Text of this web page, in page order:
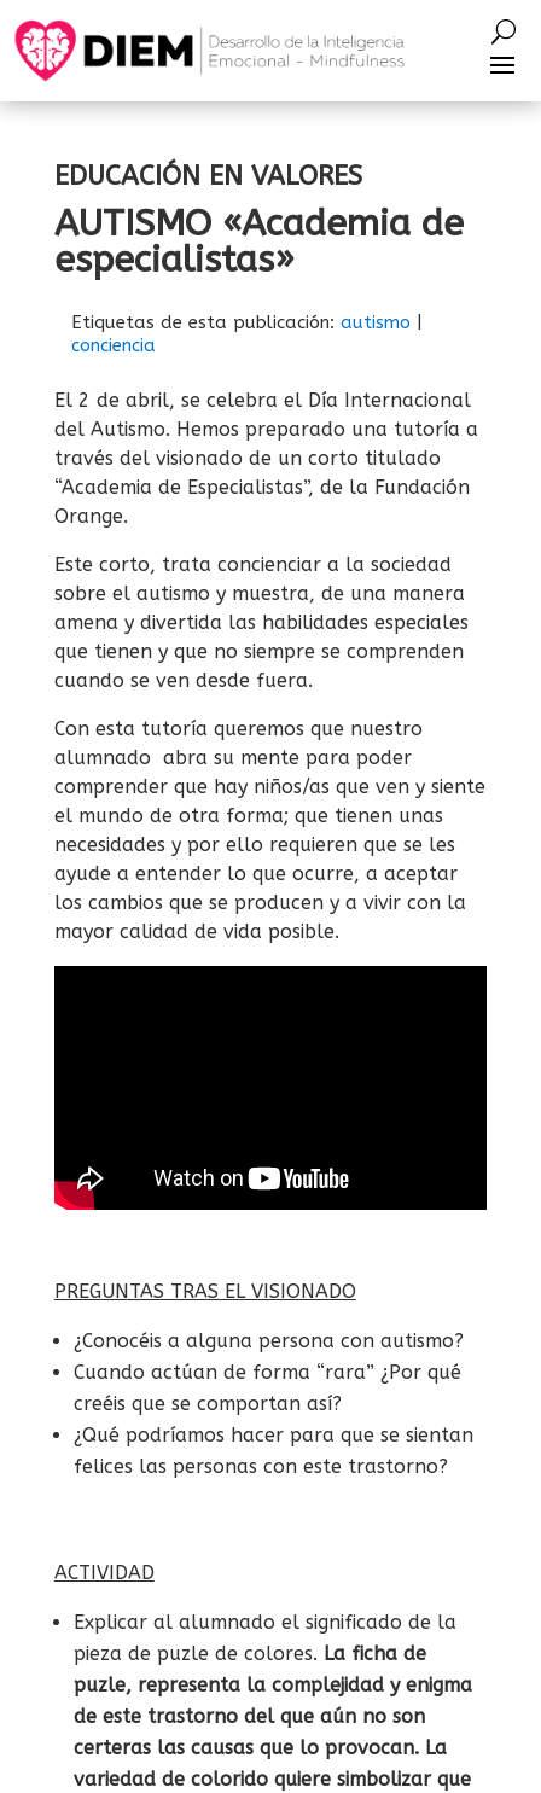
EDUCACIÓN EN VALORES
AUTISMO «Academia de
especialistas»
Etiquetas de esta publicación: autismo
conciencia
El 2 de abril, se celebra el Día Internacional
del Autismo. Hemos preparado una tutoría a
través del visionado de un corto titulado
“Academia de Especialistas”, de la Fundación
Orange.
Este corto, trata concienciar a la sociedad
sobre el autismo y muestra, de una manera
amena y divertida las habilidades especiales
que tienen y que no siempre se comprenden
cuando se ven desde fuera.
Con esta tutoría queremos que nuestro
alumnado abra su mente para poder
comprender que hay niños/as que ven y siente
el mundo de otra forma; que tienen unas
necesidades y por ello requieren que se les
ayude a entender lo que ocurre, a aceptar
los cambios que se producen y a vivir con la
mayor calidad de vida posible.
PREGUNTAS TRAS EL VISIONADO
¿Conocéis a alguna persona con autismo?
Cuando actúan de forma “rara” ¿Por qué
creéis que se comportan así?
¿Qué podríamos hacer para que se sientan
felices las personas con este trastorno?
ACTIVIDAD
Explicar al alumnado el significado de la
pieza de puzle de colores. La ficha de
puzle, representa la complejidad y enigma
de este trastorno del que aún no son
certeras las causas que lo provocan. La
variedad de colorido quiere simbolizar que